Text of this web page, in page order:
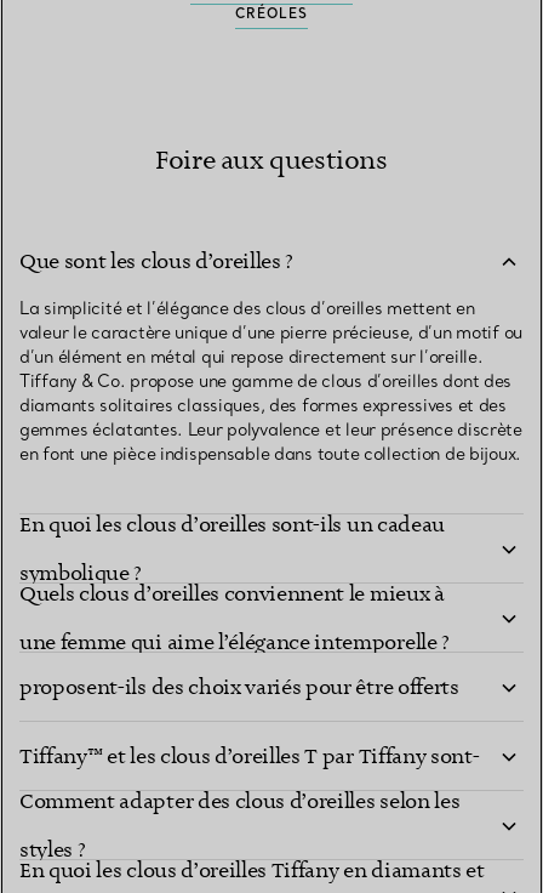
CRÉOLES
Foire aux questions
Que sont les clous d’oreilles ?
La simplicité et l’élégance des clous d’oreilles mettent en
valeur le caractère unique d’une pierre précieuse, d’un motif ou
d’un élément en métal qui repose directement sur l’oreille.
Tiffany & Co. propose une gamme de clous d’oreilles dont des
diamants solitaires classiques, des formes expressives et des
gemmes éclatantes. Leur polyvalence et leur présence discrète
en font une pièce indispensable dans toute collection de bijoux.
En quoi les clous d’oreilles sont-ils un cadeau
symbolique ?
Quels clous d’oreilles conviennent le mieux à
une femme qui aime l’élégance intemporelle ?
Les clous d’oreilles Tiffany & Co. ornés de pierres
proposent-ils des choix variés pour être offerts
En quoi les clous d’oreilles cœur Return to
Tiffany™ et les clous d’oreilles T par Tiffany sont-
ils des cadeaux uniques ?
Comment adapter des clous d’oreilles selon les
styles ?
En quoi les clous d’oreilles Tiffany en diamants et